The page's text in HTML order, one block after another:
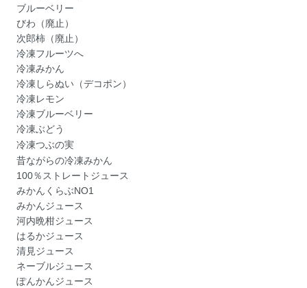
ブルーベリー
びわ（廃止）
次郎柿（廃止）
冷凍フルーツへ
冷凍みかん
冷凍しらぬい（デコポン）
冷凍レモン
冷凍ブルーベリー
冷凍ぶどう
冷凍つぶの実
昔ながらの冷凍みかん
100％ストレートジュース
みかんくらぶNO1
みかんジュース
河内晩柑ジュース
はるかジュース
清見ジュース
ネーブルジュース
ぽんかんジュース